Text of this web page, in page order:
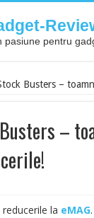
pasiune pentru
Busters –
–
la eMAG